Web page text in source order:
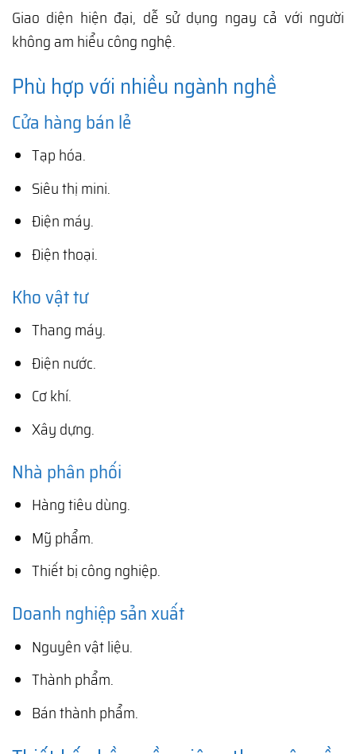
Giao diện hiện đại, dễ sử dụng ngay cả với người
không am hiểu công nghệ.
Phù hợp với nhiều ngành nghề
Cửa hàng bán lẻ
Tạp hóa.
Siêu thị mini.
Điện máy.
Điện thoại.
Kho vật tư
Thang máy.
Điện nước.
Cơ khí.
Xây dựng.
Nhà phân phối
Hàng tiêu dùng.
Mỹ phẩm.
Thiết bị công nghiệp.
Doanh nghiệp sản xuất
Nguyên vật liệu.
Thành phẩm.
Bán thành phẩm.